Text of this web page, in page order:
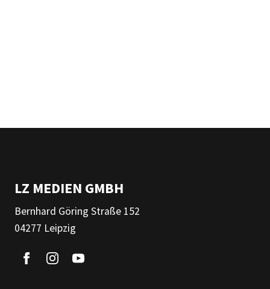
LZ MEDIEN GMBH
Bernhard Göring Straße 152
04277 Leipzig